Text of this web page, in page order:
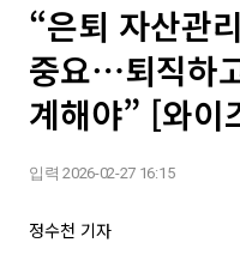
“은퇴 자산관
중요⋯퇴직하
계해야” [와이
입력 2026-02-27 16:15
정수천 기자